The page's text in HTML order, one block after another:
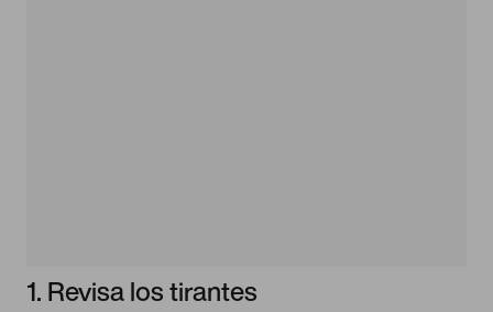
1. Revisa los tirantes